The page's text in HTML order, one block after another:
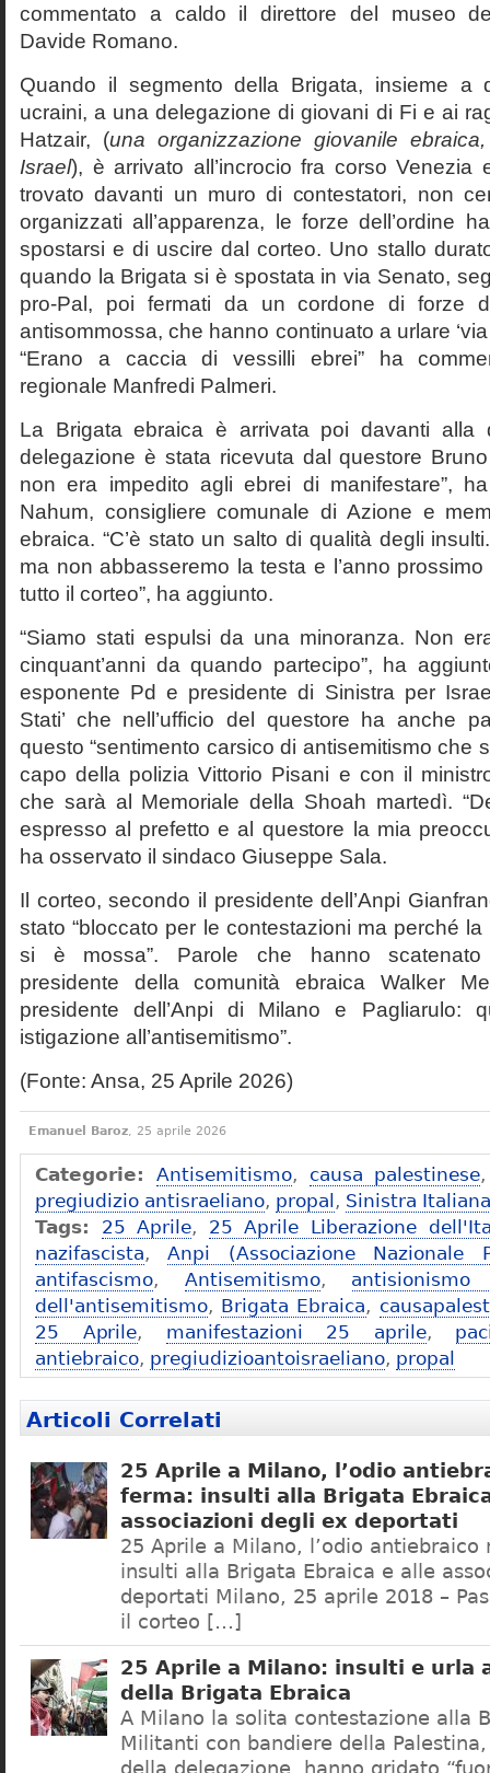
commentato a caldo il direttore del museo
Davide Romano.
Quando il segmento della Brigata, insieme a
ucraini, a una delegazione di giovani di Fi e ai
Hatzair, (una organizzazione giovanile
Israel), è arrivato all’incrocio fra corso
trovato davanti un muro di contestatori, non
organizzati all’apparenza, le forze dell’ordine
spostarsi e di uscire dal corteo. Uno stallo
quando la Brigata si è spostata in via Senato,
pro-Pal, poi fermati da un cordone di forze
antisommossa, che hanno continuato a urlare
“Erano a caccia di vessilli ebrei” ha
regionale Manfredi Palmeri.
La Brigata ebraica è arrivata poi davanti alla
delegazione è stata ricevuta dal questore
non era impedito agli ebrei di manifestare”,
Nahum, consigliere comunale di Azione e
ebraica. “C’è stato un salto di qualità degli
ma non abbasseremo la testa e l’anno
tutto il corteo”, ha aggiunto.
“Siamo stati espulsi da una minoranza. Non
cinquant’anni da quando partecipo”, ha
esponente Pd e presidente di Sinistra per
Stati’ che nell’ufficio del questore ha anche
questo “sentimento carsico di antisemitismo che
capo della polizia Vittorio Pisani e con il
che sarà al Memoriale della Shoah martedì.
espresso al prefetto e al questore la mia
ha osservato il sindaco Giuseppe Sala.
Il corteo, secondo il presidente dell’Anpi
stato “bloccato per le contestazioni ma perché
si è mossa”. Parole che hanno scatenato
presidente della comunità ebraica Walker
presidente dell’Anpi di Milano e Pagliarulo:
istigazione all’antisemitismo”.
(Fonte: Ansa, 25 Aprile 2026)
Emanuel Baroz, 25 aprile 2026
Categorie: Antisemitismo, causa palestinese
pregiudizio antisraeliano, propal , Sinistra Italiana
Tags:
25 Aprile, 25 Aprile Liberazione
nazifascista,Anpi (Associazione Nazionale
antifascismo, Antisemitismo,
dell'antisemitismo, Brigata Ebraica,
25 Aprile, manifestazioni 25 aprile,
antiebraico, pregiudizioantoisraeliano, propal
Articoli Correlati
25 Aprile a Milano, l’odio
ferma: insulti alla Brigata
associazioni degli ex deportati
25 Aprile a Milano, l’odio antiebraico
insulti alla Brigata Ebraica e alle
deportati Milano, 25 aprile 2018 –
il corteo […]
25 Aprile a Milano: insulti e urla
della Brigata Ebraica
A Milano la solita contestazione alla
Militanti con bandiere della
della delegazione, hanno gridato